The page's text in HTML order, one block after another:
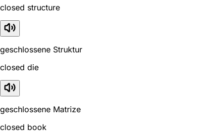
closed structure
geschlossene Struktur
closed die
geschlossene Matrize
closed book